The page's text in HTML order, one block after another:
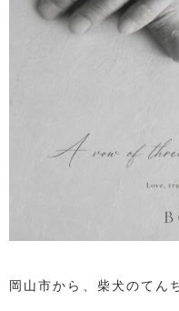
岡山市から、柴犬のてん